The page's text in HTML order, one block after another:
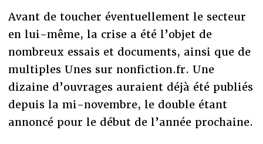
Avant de toucher éventuellement le secteur
en lui-même, la crise a été l’objet de
nombreux essais et documents, ainsi que de
multiples Unes sur nonfiction.fr. Une
dizaine d’ouvrages auraient déjà été publiés
depuis la mi-novembre, le double étant
annoncé pour le début de l’année prochaine.